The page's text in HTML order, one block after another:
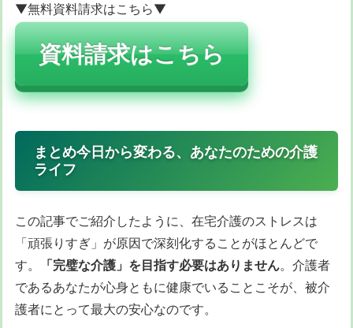
▼無料資料請求はこちら▼
資料請求はこちら
まとめ今日から変わる、あなたのための介護
ライフ
この記事でご紹介したように、在宅介護のストレスは
「頑張りすぎ」が原因で深刻化することがほとんどで
す。
「完璧な介護」を目指す必要はありません。介護者
であるあなたが心身ともに健康でいることこそが、被介
護者にとって最大の安心なのです。